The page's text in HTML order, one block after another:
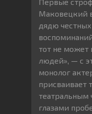
Первые
Маковецкий
дядю
тот не может
людей», — с
монолог
присваивает
театральным
глазами